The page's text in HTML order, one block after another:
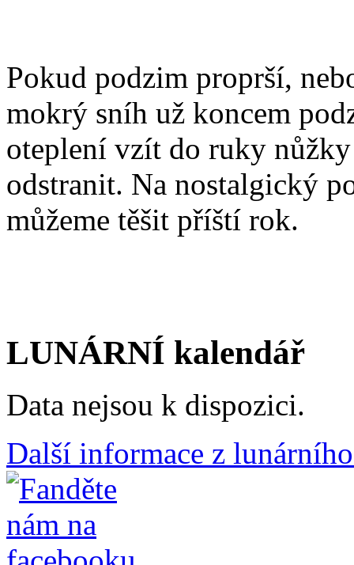
Pokud podzim proprší,
mokrý sníh už koncem
oteplení vzít do ruky
odstranit. Na nostalgický
můžeme těšit příští rok.
LUNÁRNÍ kalendář
Data nejsou k dispozici.
Další informace z